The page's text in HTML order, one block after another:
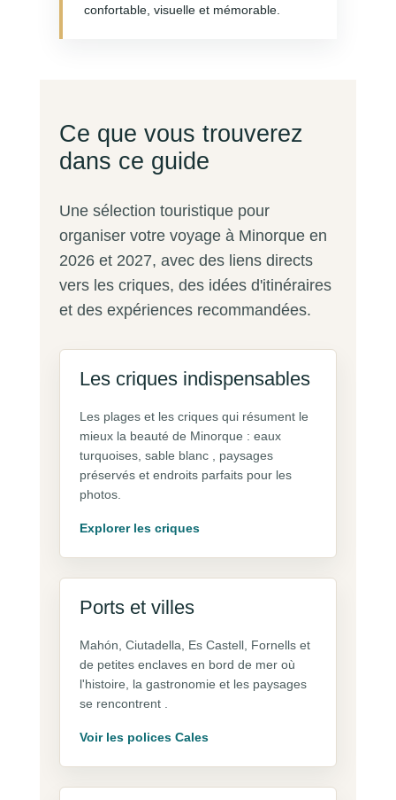
confortable, visuelle et mémorable.
Ce que vous trouverez
dans ce guide
Une sélection touristique pour
organiser votre voyage à Minorque en
2026 et 2027, avec des liens directs
vers les criques, des idées d'itinéraires
et des expériences recommandées.
Les criques indispensables
Les plages et les criques qui résument le
mieux la beauté de Minorque : eaux
turquoises, sable blanc , paysages
préservés et endroits parfaits pour les
photos.
Explorer les criques
Ports et villes
Mahón, Ciutadella, Es Castell, Fornells et
de petites enclaves en bord de mer où
l'histoire, la gastronomie et les paysages
se rencontrent .
Voir les polices Cales